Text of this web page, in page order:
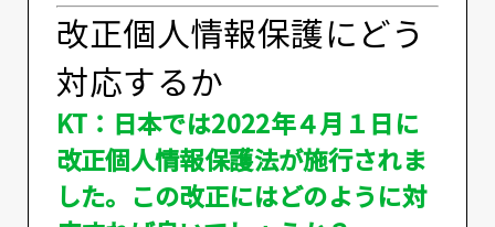
改正個人情報保護にどう
対応するか
KT：日本では2022年４月１日に
改正個人情報保護法が施行されま
した。この改正にはどのように対